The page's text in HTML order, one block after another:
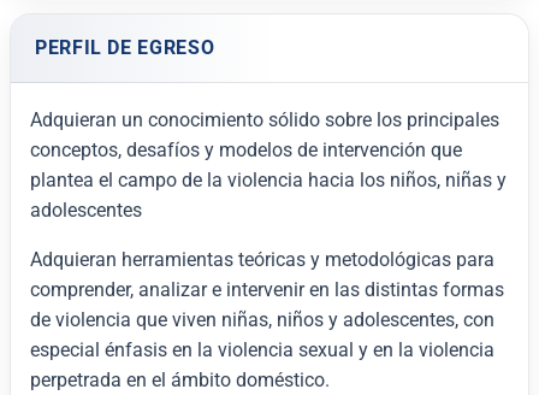
PERFIL DE EGRESO
Adquieran un conocimiento sólido sobre los principales
conceptos, desafíos y modelos de intervención que
plantea el campo de la violencia hacia los niños, niñas y
adolescentes
Adquieran herramientas teóricas y metodológicas para
comprender, analizar e intervenir en las distintas formas
de violencia que viven niñas, niños y adolescentes, con
especial énfasis en la violencia sexual y en la violencia
perpetrada en el ámbito doméstico.